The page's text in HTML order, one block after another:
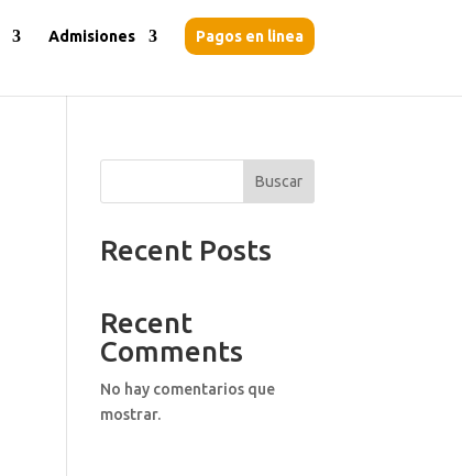
Admisiones Pagos en linea
Buscar
Recent Posts
Recent
Comments
No hay comentarios que
mostrar.